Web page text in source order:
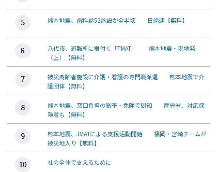
熊本地震、歯科診52施設が全半壊 日歯連【無料】
八代市、避難所に根付く「TMAT」 熊本地震・現地発
（上）【無料】
被災高齢者施設に介護・看護の専門職派遣 熊本地震で介
護団体【無料】
熊本地震、窓口負担の猶予・免除で周知 厚労省、対応保
険者も【無料】
熊本地震、JMATによる支援活動開始 福岡・宮崎チームが
被災地入り【無料】
社会全体で支えるために